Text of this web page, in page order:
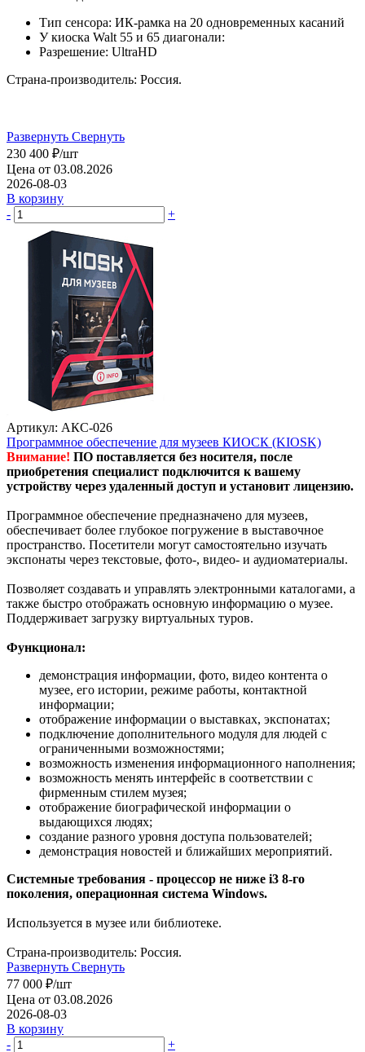
Тип сенсора: ИК-рамка на 20 одновременных касаний
У киоска Walt 55 и 65 диагонали:
Разрешение: UltraHD
Страна-производитель: Россия.
Развернуть Свернуть
230 400 ₽/шт
Цена от 03.08.2026
2026-08-03
В корзину
-
+
Артикул: АКС-026
Программное обеспечение для музеев КИОСК (KIOSK)
Внимание! ПО поставляется без носителя, после
приобретения специалист подключится к вашему
устройству через удаленный доступ и установит лицензию.
Программное обеспечение предназначено для музеев,
обеспечивает более глубокое погружение в выставочное
пространство. Посетители могут самостоятельно изучать
экспонаты через текстовые, фото-, видео- и аудиоматериалы.
Позволяет создавать и управлять электронными каталогами, а
также быстро отображать основную информацию о музее.
Поддерживает загрузку виртуальных туров.
Функционал:
демонстрация информации, фото, видео контента о
музее, его истории, режиме работы, контактной
информации;
отображение информации о выставках, экспонатах;
подключение дополнительного модуля для людей с
ограниченными возможностями;
возможность изменения информационного наполнения;
возможность менять интерфейс в соответствии с
фирменным стилем музея;
отображение биографической информации о
выдающихся людях;
создание разного уровня доступа пользователей;
демонстрация новостей и ближайших мероприятий.
Системные требования - процессор не ниже i3 8-го
поколения, операционная система Windows.
Используется в музее или библиотеке.
Страна-производитель: Россия.
Развернуть Свернуть
77 000 ₽/шт
Цена от 03.08.2026
2026-08-03
В корзину
-
+